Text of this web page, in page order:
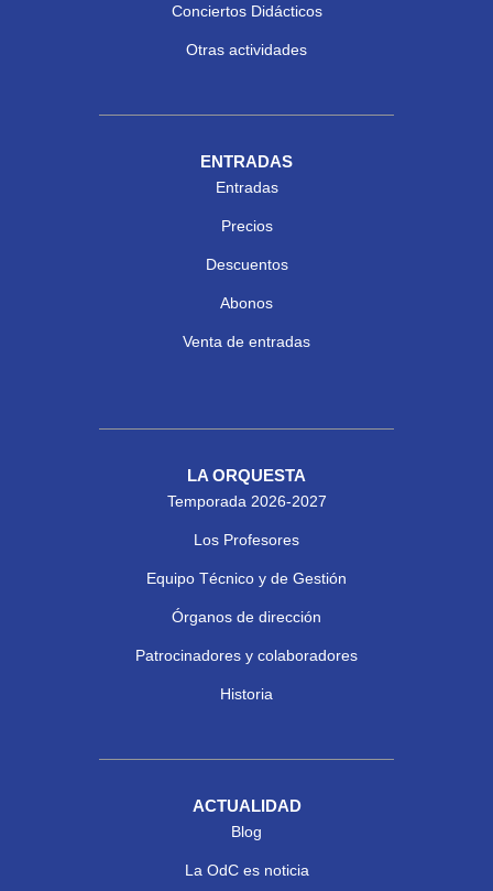
Conciertos Didácticos
Otras actividades
ENTRADAS
Entradas
Precios
Descuentos
Abonos
Venta de entradas
LA ORQUESTA
Temporada 2026-2027
Los Profesores
Equipo Técnico y de Gestión
Órganos de dirección
Patrocinadores y colaboradores
Historia
ACTUALIDAD
Blog
La OdC es noticia